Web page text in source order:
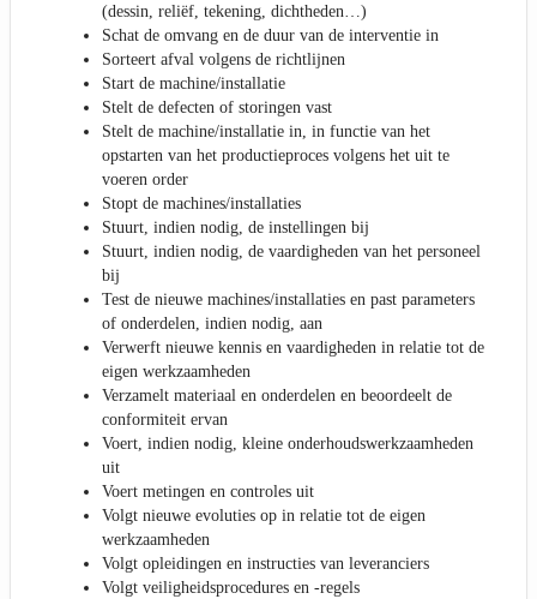
(dessin, reliëf, tekening, dichtheden…)
Schat de omvang en de duur van de interventie in
Sorteert afval volgens de richtlijnen
Start de machine/installatie
Stelt de defecten of storingen vast
Stelt de machine/installatie in, in functie van het
opstarten van het productieproces volgens het uit te
voeren order
Stopt de machines/installaties
Stuurt, indien nodig, de instellingen bij
Stuurt, indien nodig, de vaardigheden van het personeel
bij
Test de nieuwe machines/installaties en past parameters
of onderdelen, indien nodig, aan
Verwerft nieuwe kennis en vaardigheden in relatie tot de
eigen werkzaamheden
Verzamelt materiaal en onderdelen en beoordeelt de
conformiteit ervan
Voert, indien nodig, kleine onderhoudswerkzaamheden
uit
Voert metingen en controles uit
Volgt nieuwe evoluties op in relatie tot de eigen
werkzaamheden
Volgt opleidingen en instructies van leveranciers
Volgt veiligheidsprocedures en -regels